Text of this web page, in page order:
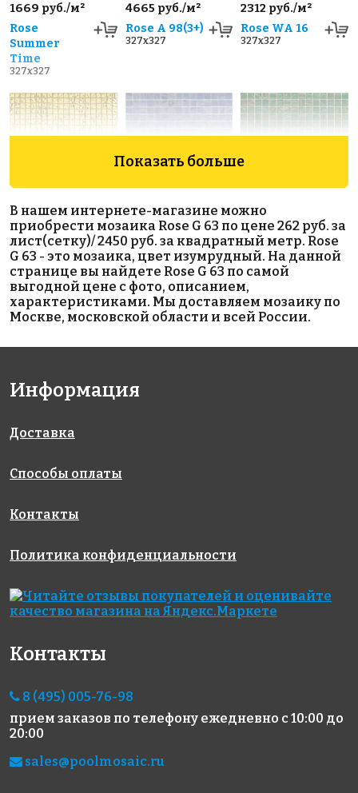
1669 руб./м²
Rose
Summer
Time
327x327
4665 руб./м²
Rose A 98(3+)
327x327
2312 руб./м²
Rose WA 16
327x327
10844 руб./м²
Rose GR02G
327x327
2450 руб./м²
Rose G 72
327x327
2450 руб./м²
Rose G 28
327x327
1335 руб./м²
327x327
2312 руб./м²
Rose NA 15
327x327
Rose G 58
327x327
Rose CA
120(2)
327x327
5243 руб./м²
2450 руб./м²
Показать больше
В нашем интернете-магазине можно
приобрести мозаика Rose G 63 по цене 262 руб. за
лист(сетку)/ 2450 руб. за квадратный метр. Rose
G 63 - это мозаика, цвет изумрудный. На данной
странице вы найдете Rose G 63 по самой
выгодной цене с фото, описанием,
характеристиками. Мы доставляем мозаику по
Москве, московской области и всей России.
Информация
Доставка
Способы оплаты
Контакты
Политика конфиденциальности
Контакты
8 (495) 005-76-98
прием заказов по телефону ежедневно с 10:00 до
20:00
sales@poolmosaic.ru